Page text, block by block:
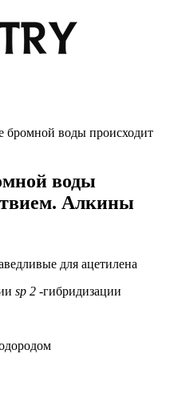
бромной воды происходит
воды
Алкины
для ацетилена
sp 2 -гибридизации